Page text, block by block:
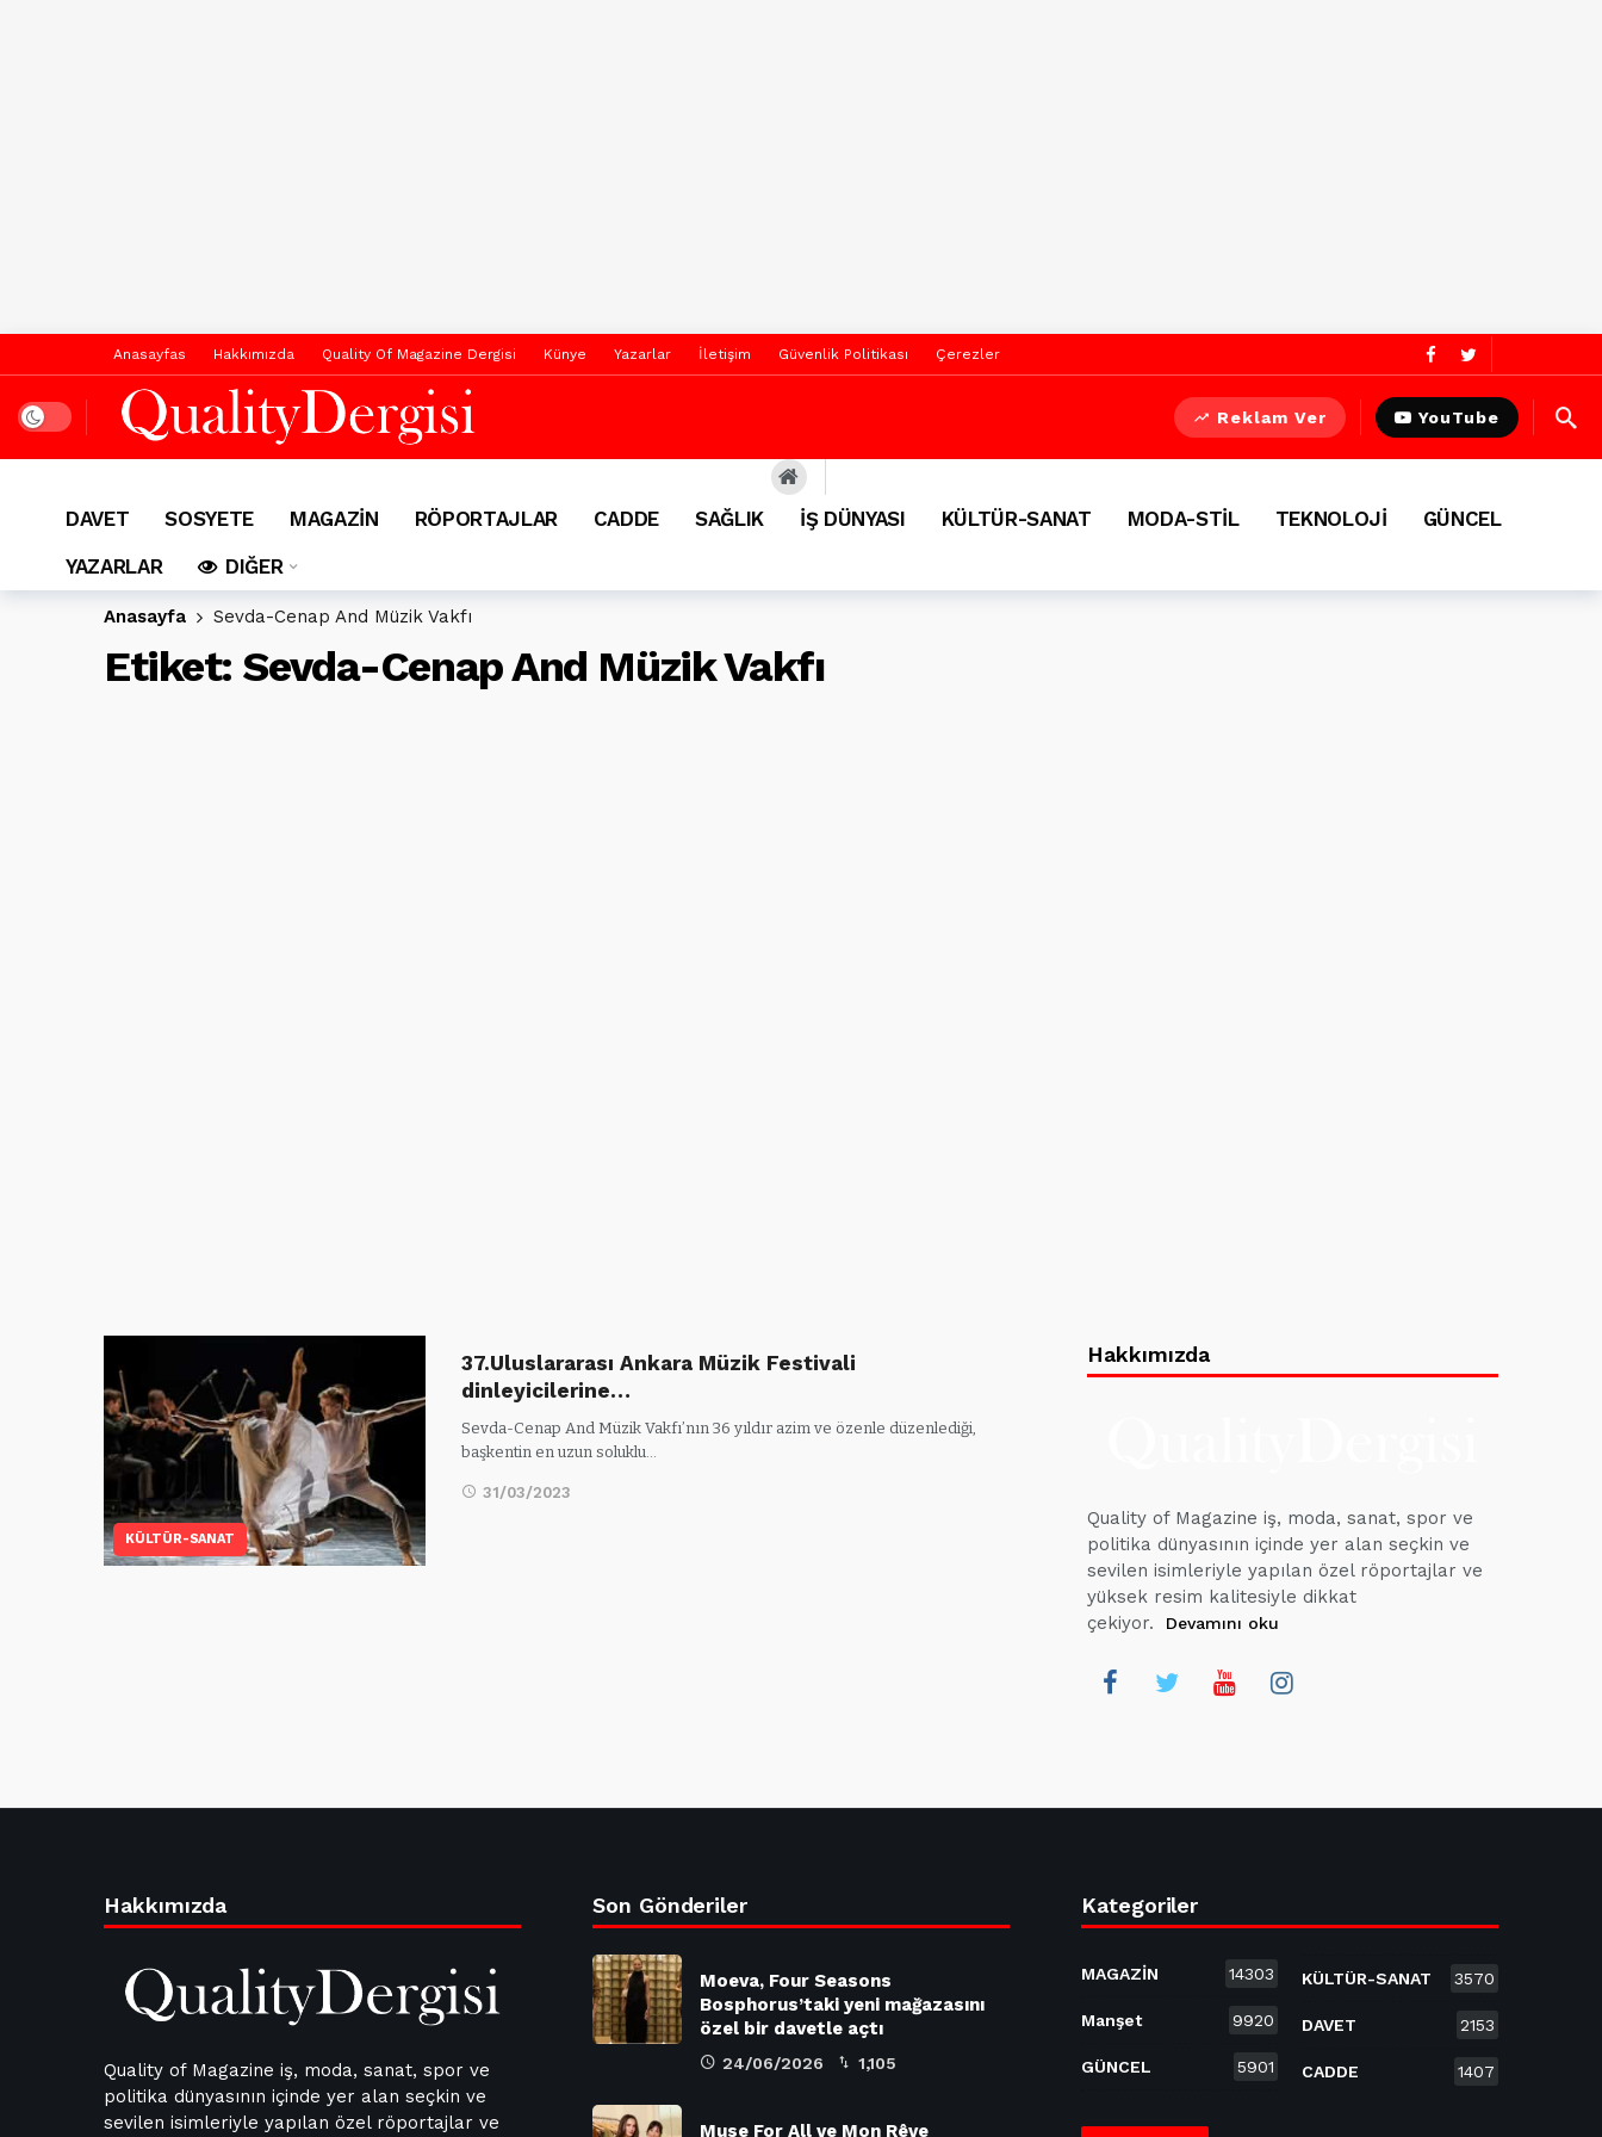
Anasayfas Hakkımızda Quality Of Magazine Dergisi Künye Yazarlar İletişim Güvenlik Politikası Çerezler
Dark mode Reklam Ver YouTube
DAVET SOSYETE MAGAZİN RÖPORTAJLAR CADDE SAĞLIK İŞ DÜNYASI KÜLTÜR-SANAT MODA-STİL TEKNOLOJİ
GÜNCEL
YAZARLAR
DIĞER
Anasayfa Sevda-Cenap And Müzik Vakfı
Etiket: Sevda-Cenap And Müzik Vakfı
KÜLTÜR-SANAT
37.Uluslararası Ankara Müzik Festivali
dinleyicilerine…
Sevda-Cenap And Müzik Vakfı’nın 36 yıldır azim ve özenle düzenlediği,
başkentin en uzun soluklu…
31/03/2023
Hakkımızda
Quality of Magazine iş, moda, sanat, spor ve
politika dünyasının içinde yer alan seçkin ve
sevilen isimleriyle yapılan özel röportajlar ve
yüksek resim kalitesiyle dikkat
çekiyor.
Devamını oku
Hakkımızda
Quality of Magazine iş, moda, sanat, spor ve
politika dünyasının içinde yer alan seçkin ve
sevilen isimleriyle yapılan özel röportajlar ve
Son Gönderiler
Moeva, Four Seasons
Bosphorus’taki yeni mağazasını
özel bir davetle açtı
24/06/2026 1,105
Muse For All ve Mon Rêve
Kategoriler
MAGAZİN 14303
Manşet 9920
GÜNCEL 5901
KÜLTÜR-SANAT 3570
DAVET 2153
CADDE 1407